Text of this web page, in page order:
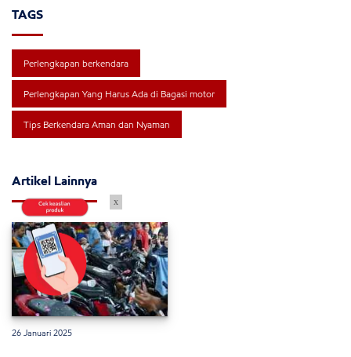
TAGS
Perlengkapan berkendara
Perlengkapan Yang Harus Ada di Bagasi motor
Tips Berkendara Aman dan Nyaman
Artikel Lainnya
26 Januari 2025
x